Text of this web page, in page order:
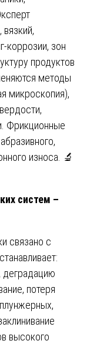
коррозии, зон
продуктов
методы
микроскопия),
Фрикционные
износа. 🔬
систем –
связано с
деградацию
потеря
высокого